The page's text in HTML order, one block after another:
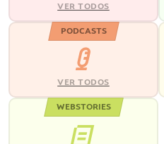
VER TODOS
PODCASTS
VER TODOS
WEBSTORIES